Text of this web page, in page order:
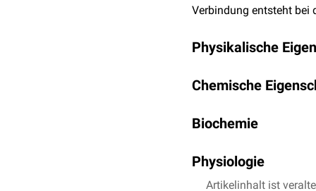
Verbindung entsteht bei
Physikalische
derAtmosphäreist.
auf den Boden, was bei
Sublimationdirekt in den
Chemische
Verfahrenstechnik
Biochemie
Carboanhydrasereaktion
wird.
Physiologie
Kohlendioxid entsteht
Artikelinhalt ist